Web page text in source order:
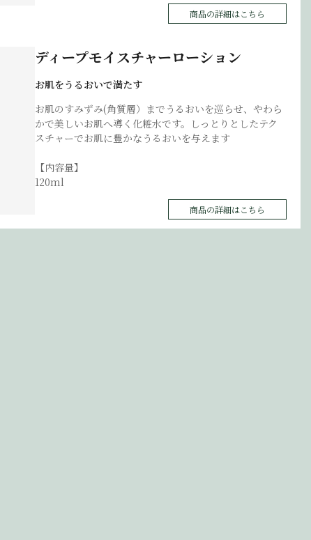
商品の詳細はこちら
ディープモイスチャーローション
お肌をうるおいで満たす
お肌のすみずみ(角質層）までうるおいを巡らせ、やわら
かで美しいお肌へ導く化粧水です。しっとりとしたテク
スチャーでお肌に豊かなうるおいを与えます
【内容量】
120ml
商品の詳細はこちら